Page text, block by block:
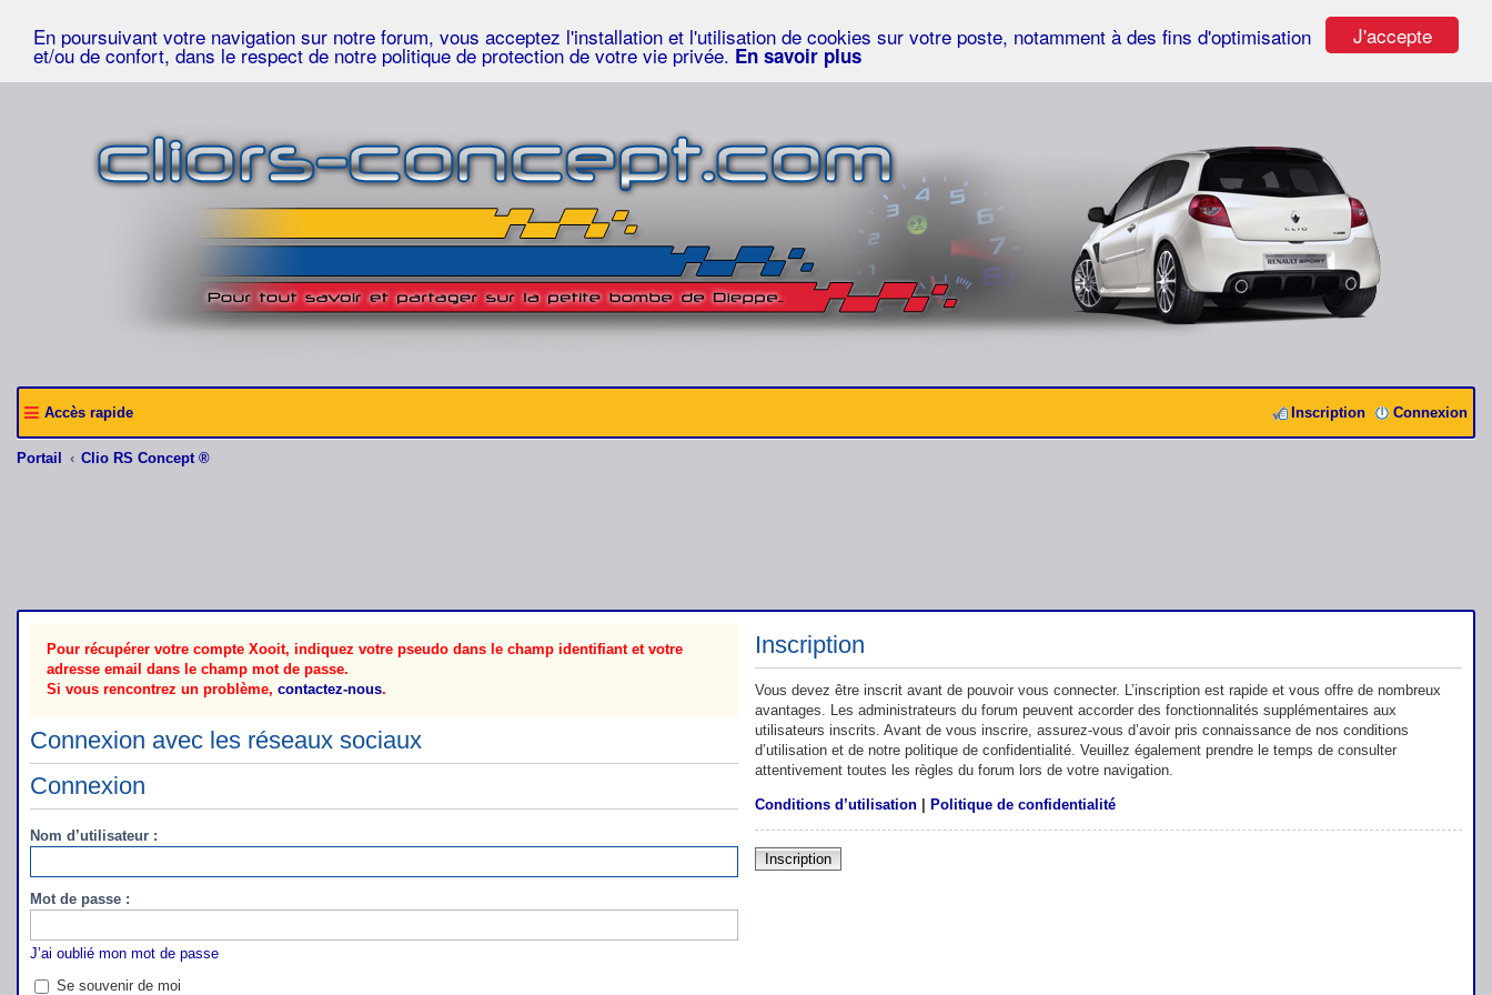
J'accepte
En poursuivant votre navigation sur notre forum, vous acceptez l'installation et l'utilisation de cookies sur votre poste, notamment à des fins d'optimisation
et/ou de confort, dans le respect de notre politique de protection de votre vie privée. En savoir plus
Accès rapide Connexion
Inscription
Portail Clio RS Concept ®
Pour récupérer votre compte Xooit, indiquez votre pseudo dans le champ identifiant et votre
adresse email dans le champ mot de passe.
Si vous rencontrez un problème, contactez-nous.
Connexion avec les réseaux sociaux
Connexion
Nom d’utilisateur :
Mot de passe :
J’ai oublié mon mot de passe
Se souvenir de moi
Inscription
Vous devez être inscrit avant de pouvoir vous connecter. L’inscription est rapide et vous offre de nombreux
avantages. Les administrateurs du forum peuvent accorder des fonctionnalités supplémentaires aux
utilisateurs inscrits. Avant de vous inscrire, assurez-vous d’avoir pris connaissance de nos conditions
d’utilisation et de notre politique de confidentialité. Veuillez également prendre le temps de consulter
attentivement toutes les règles du forum lors de votre navigation.
Conditions d’utilisation| Politique de confidentialité
Inscription